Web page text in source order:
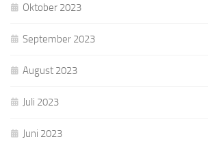
Oktober 2023
September 2023
August 2023
Juli 2023
Juni 2023